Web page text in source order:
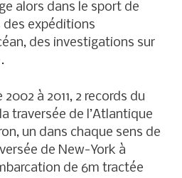
alors dans le sport de
des expéditions
des investigations sur
à 2011, 2 records du
traversée de l’Atlantique
un dans chaque sens de
de New-York à
de 6m tractée